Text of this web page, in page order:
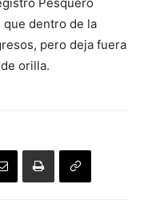
dentro de la
pero deja fuera
orilla.